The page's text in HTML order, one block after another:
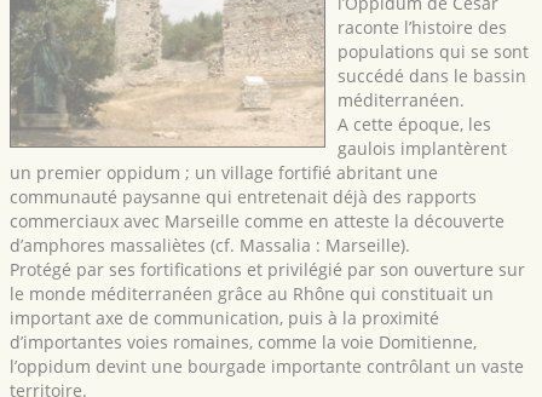
raconte l’histoire des
populations qui se sont
succédé dans le bassin
méditerranéen.
A cette époque, les
gaulois implantèrent
un premier oppidum ; un village fortifié abritant une
communauté paysanne qui entretenait déjà des rapports
commerciaux avec Marseille comme en atteste la découverte
d’amphores massaliètes (cf. Massalia : Marseille).
Protégé par ses fortifications et privilégié par son ouverture sur
le monde méditerranéen grâce au Rhône qui constituait un
important axe de communication, puis à la proximité
d’importantes voies romaines, comme la voie Domitienne,
l’oppidum devint une bourgade importante contrôlant un vaste
territoire.